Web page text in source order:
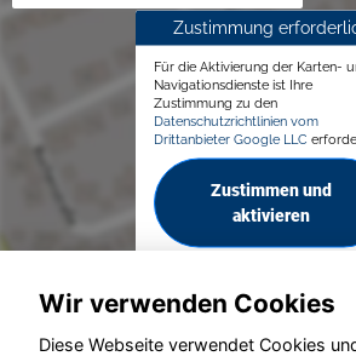
Zustimmung
Für die Aktivierung der Karten-
Navigationsdienste ist Ihre
Zustimmung zu den
Datenschutzrichtlinien vom
Drittanbieter Google LLC
Zustimmen und
aktivieren
Wir verwenden Cookies
Diese Webseite verwendet Cookies